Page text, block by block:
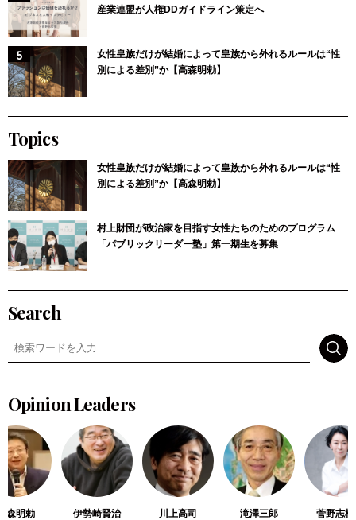
産業連盟が人権DDガイドライン策定へ
女性皇族だけが結婚によって皇族から外れるルールは“性
別による差別”か【高森明勅】
Topics
女性皇族だけが結婚によって皇族から外れるルールは“性
別による差別”か【高森明勅】
村上財団が政治家を目指す女性たちのためのプログラム
「パブリックリーダー塾」第一期生を募集
Search
Opinion Leaders
森明勅 伊勢崎賢治 川上高司 滝澤三郎 菅野志